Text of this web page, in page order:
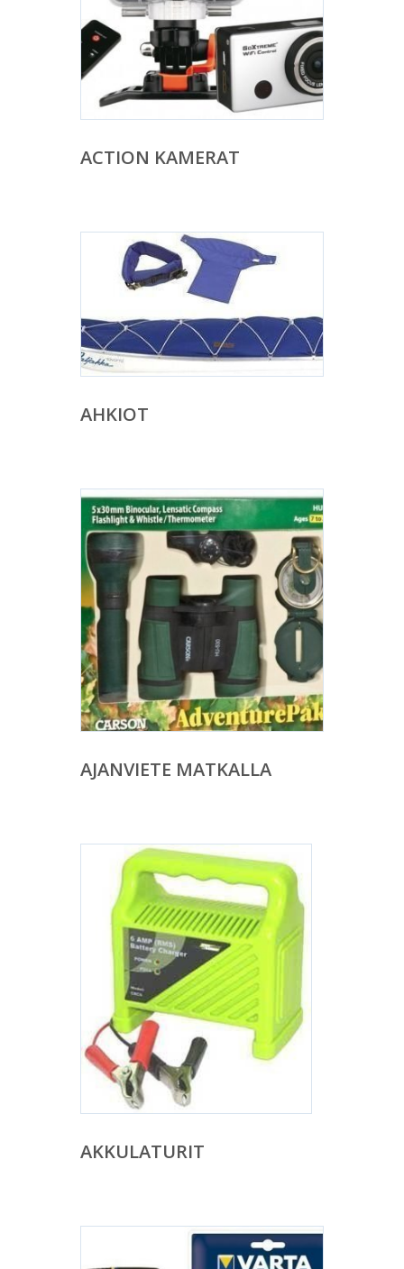
ACTION KAMERAT
AHKIOT
AJANVIETE MATKALLA
AKKULATURIT